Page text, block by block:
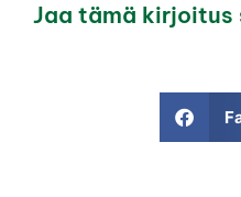
Jaa tämä kirjoitus